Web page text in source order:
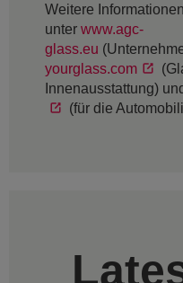
Weitere
unter www.agc-
glass.eu
yourglass.com
Innenausstattung)
(für die